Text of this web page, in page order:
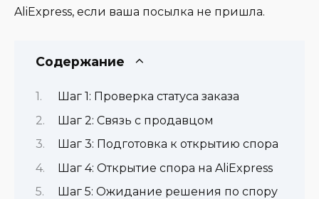
AliExpress, если ваша посылка не пришла.
Содержание
Шаг 1: Проверка статуса заказа
Шаг 2: Связь с продавцом
Шаг 3: Подготовка к открытию спора
Шаг 4: Открытие спора на AliExpress
Шаг 5: Ожидание решения по спору